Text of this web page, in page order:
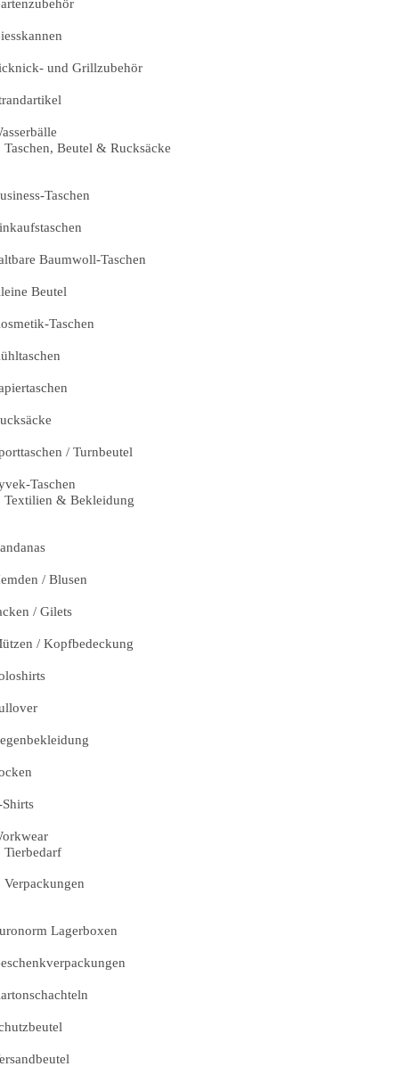
und Grillzubehör
Taschen, Beutel & Rucksäcke
Taschen
Baumwoll-Taschen
Beutel
Taschen
/ Turnbeutel
Taschen
Textilien & Bekleidung
/ Blusen
/ Gilets
/ Kopfbedeckung
Shirts
Tierbedarf
Verpackungen
Lagerboxen